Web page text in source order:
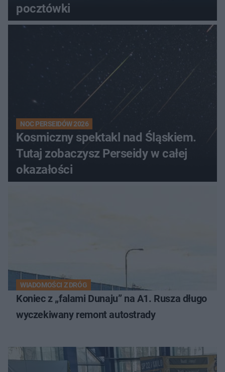
pocztówki
NOC PERSEIDÓW 2026
Kosmiczny spektakl nad Śląskiem.
Tutaj zobaczysz Perseidy w całej
okazałości
WIADOMOŚCI Z DRÓG
Koniec z „falami Dunaju” na A1. Rusza długo
wyczekiwany remont autostrady